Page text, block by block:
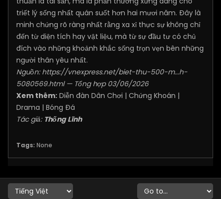
triết lý sống nhất quán suốt hơn hai mươi năm. Đây là
minh chứng rõ ràng nhất rằng xa xỉ thực sự không chỉ
đến từ diện tích hay vật liệu, mà từ sự đầu tư có chủ
đích vào những khoảnh khắc sống trọn vẹn bên những
người thân yêu nhất.
Nguồn: https://vnexpress.net/biet-thu-500-m...h-
5080569.html— Tổng hợp 03/06/2026
Xem thêm: Diễn đàn Dân Chơi | Chứng Khoán |
Drama | Bóng Đá
Tác giả: Thống Lĩnh
Tags: None